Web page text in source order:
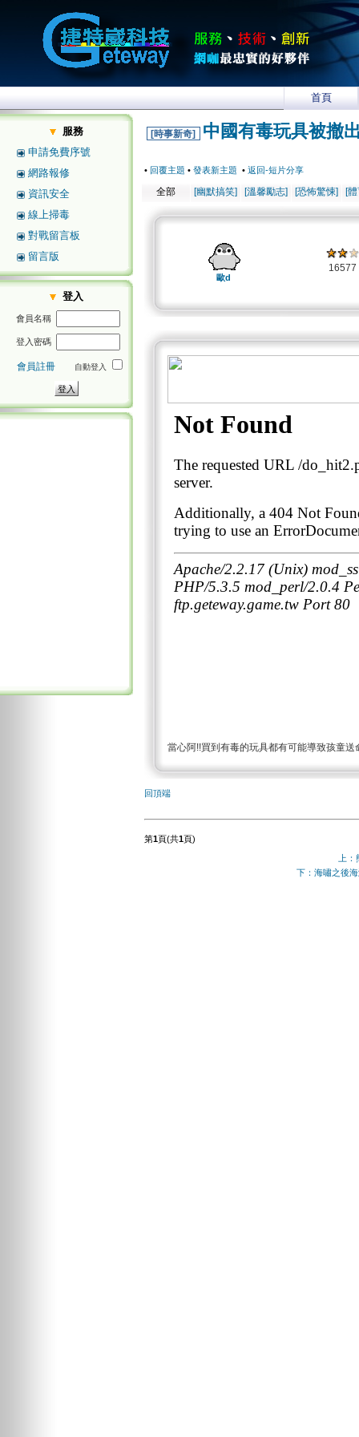
首頁
服務
申請免費序號
網路報修
資訊安全
線上掃毒
對戰留言板
留言版
登入
會員名稱
登入密碼
會員註冊 自動登入
[時事新奇] 中國有毒玩具被撤
• 回覆主題 • 發表新主題 • 返回-短片分享
全部 [幽默搞笑] [溫馨勵志] [恐怖驚悚] [
歐d
16577
當心阿!!買到有毒的玩具都有可能導致孩童送
回頂端
第1頁(共1頁)
上
下：海嘯之後